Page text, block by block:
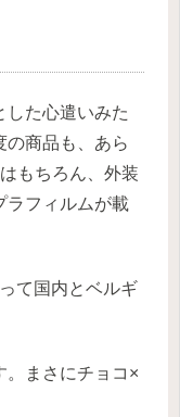
した心遣いみた
の商品も、あら
もちろん、外装
ラフィルムが載
て国内とベルギ
。まさにチョコ×